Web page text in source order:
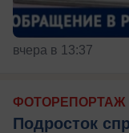
вчера в 13:37
ФОТОРЕПОРТАЖ
Подросток